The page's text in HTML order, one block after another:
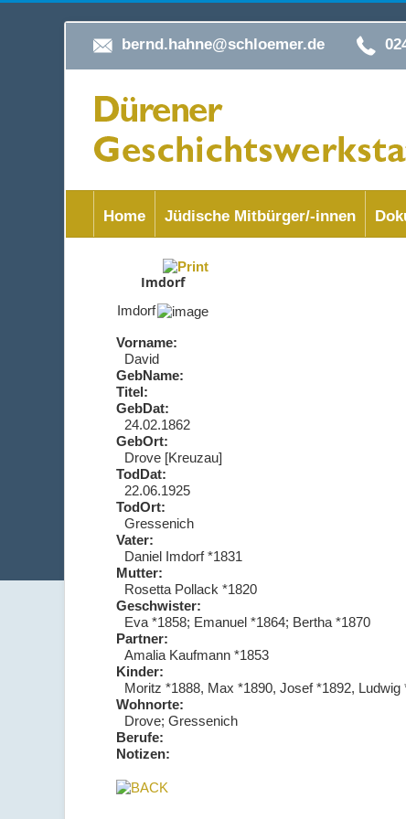
bernd.hahne@schloemer.de
Home Jüdische Mitbürger/-innen
Imdorf
Imdorf
Vorname:
David
GebName:
Titel:
GebDat:
24.02.1862
GebOrt:
Drove [Kreuzau]
TodDat:
22.06.1925
TodOrt:
Gressenich
Vater:
Daniel Imdorf *1831
Mutter:
Rosetta Pollack *1820
Geschwister:
Eva *1858; Emanuel *1864; Bertha *1870
Partner:
Amalia Kaufmann *1853
Kinder:
Moritz *1888, Max *1890, Josef *1892,
Wohnorte:
Drove; Gressenich
Berufe:
Notizen: